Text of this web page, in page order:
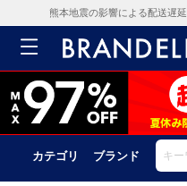
熊本地震の影響による配送遅延
カテゴリ ブランド